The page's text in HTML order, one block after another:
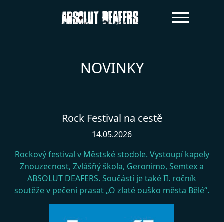
NOVINKY
Rock Festival na cestě
14.05.2026
Rockový festival v Městské stodole. Vystoupí kapely
Znouzecnost, Zvlášňý škola, Geronimo, Semtex a
ABSOLUT DEAFERS. Součástí je také II. ročník
soutěže v pečení prasat „O zlaté ouško města Bělé“.